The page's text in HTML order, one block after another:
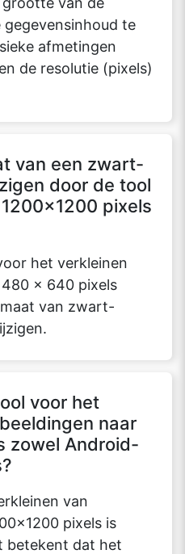
Link
te
afmetingen
de resolutie (pixels)
van een zwart-
door de tool
pixels
het verkleinen
x 640 pixels
van zwart-
voor het
naar
zowel Android-
van
pixels is
betekent dat het